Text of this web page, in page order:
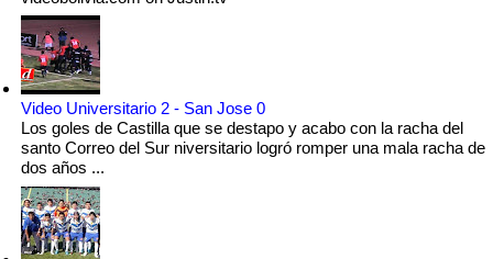
Video Universitario 2 - San Jose 0
Los goles de Castilla que se destapo y acabo con la racha del
santo Correo del Sur niversitario logró romper una mala racha de
dos años ...